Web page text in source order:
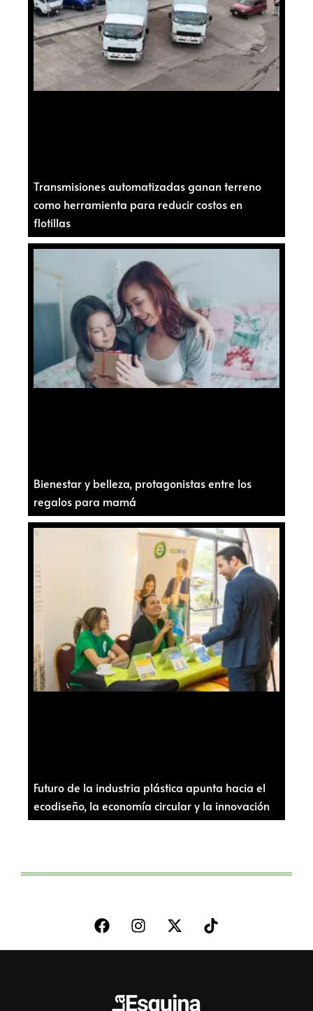
Transmisiones automatizadas ganan terreno
como herramienta para reducir costos en
flotillas
Bienestar y belleza, protagonistas entre los
regalos para mamá
Futuro de la industria plástica apunta hacia el
ecodiseño, la economía circular y la innovación